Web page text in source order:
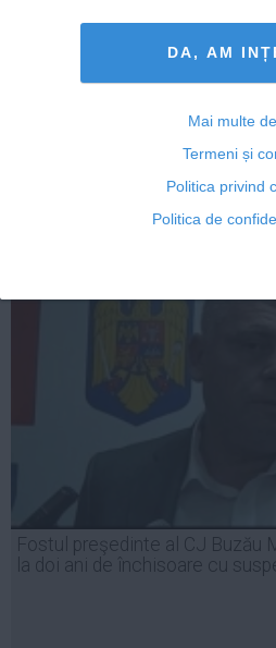
DA, AM
Mai multe
Termeni și
Politica privind
Politica de
Fostul preşedinte al CJ Buzău
la doi ani de închisoare cu